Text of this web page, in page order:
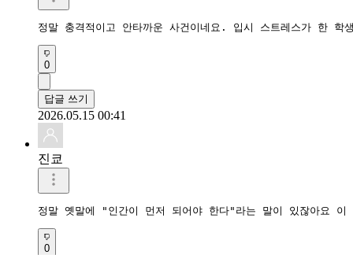
정말 충격적이고 안타까운 사건이네요. 입시 스트레스가 한
0
답글 쓰기
2026.05.15 00:41
진쿄
정말 옛말에 "인간이 먼저 되어야 한다"라는 말이 있잖아요
0